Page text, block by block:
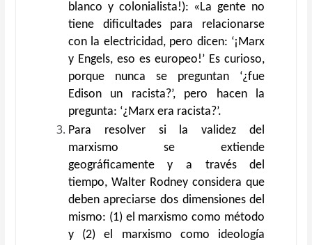
blanco y colonialista!): «La gente no
tiene dificultades para relacionarse
con la electricidad, pero dicen: ‘¡Marx
y Engels, eso es europeo!’ Es curioso,
porque nunca se preguntan ‘¿fue
Edison un racista?’, pero hacen la
pregunta: ‘¿Marx era racista?’.
Para resolver si la validez del
marxismo se extiende
geográficamente y a través del
tiempo, Walter Rodney considera que
deben apreciarse dos dimensiones del
mismo: (1) el marxismo como método
y (2) el marxismo como ideología